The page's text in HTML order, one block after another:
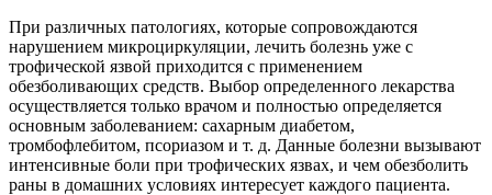
При различных патологиях, которые сопровождаются
нарушением микроциркуляции, лечить болезнь уже с
трофической язвой приходится с применением
обезболивающих средств. Выбор определенного лекарства
осуществляется только врачом и полностью определяется
основным заболеванием: сахарным диабетом,
тромбофлебитом, псориазом и т. д. Данные болезни вызывают
интенсивные боли при трофических язвах, и чем обезболить
раны в домашних условиях интересует каждого пациента.